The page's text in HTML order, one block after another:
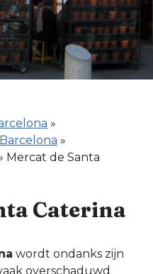
»
»
Mercat de Santa
Caterina
wordt ondanks zijn
overschaduwd